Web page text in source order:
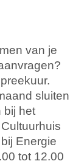
van je
sluiten
bij het
Energie
tot 12.00